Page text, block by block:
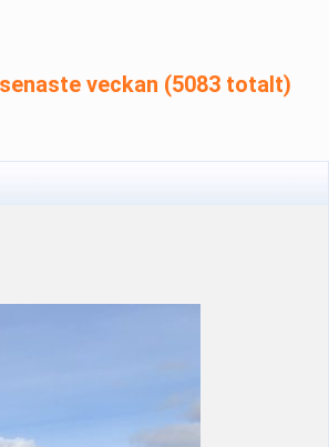
veckan (5083 totalt)